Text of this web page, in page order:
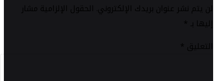
لن يتم نشر عنوان بريدك الإلكتروني. الحقول الإلزامية مشار
إليها بـ *
التعليق *